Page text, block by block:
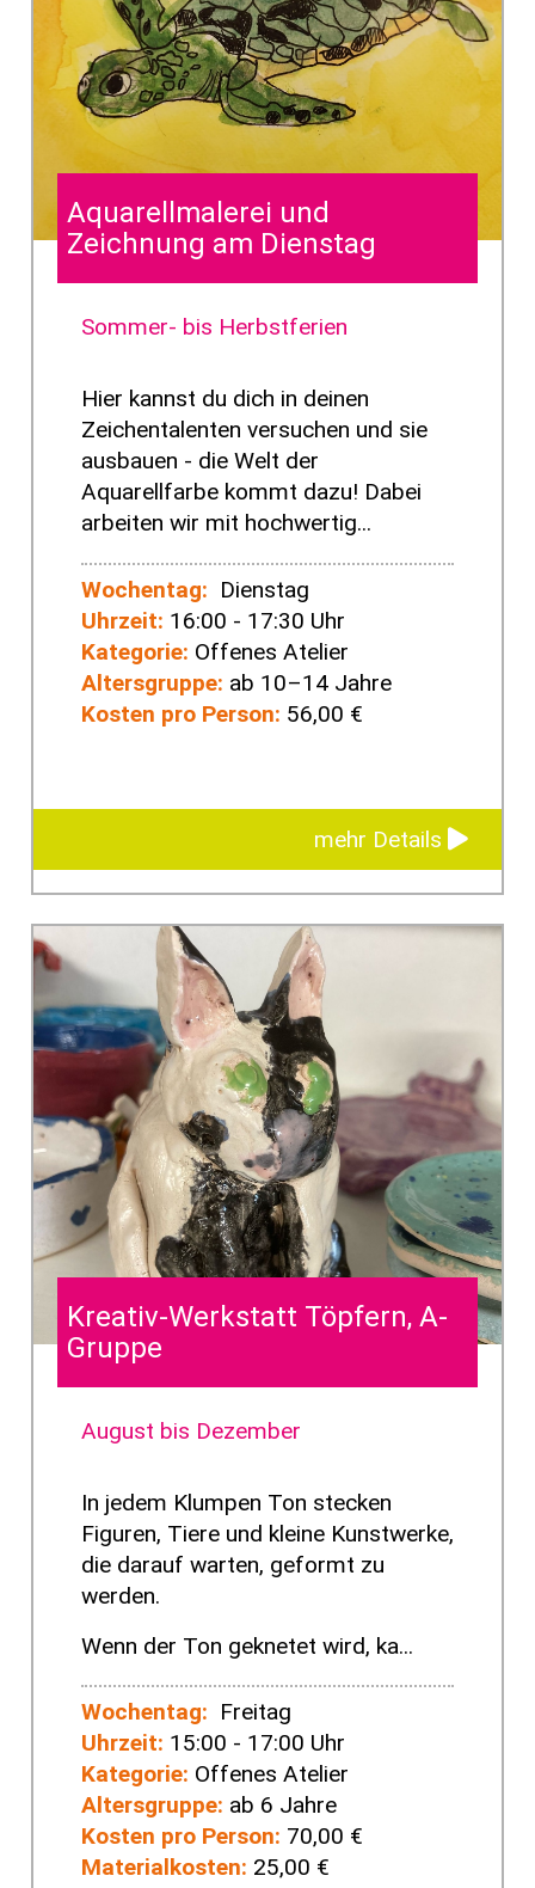
Aquarellmalerei und
Zeichnung am Dienstag
Sommer- bis Herbstferien
Hier kannst du dich in deinen
Zeichentalenten versuchen und sie
ausbauen - die Welt der
Aquarellfarbe kommt dazu! Dabei
arbeiten wir mit hochwertig...
Wochentag: Dienstag
Uhrzeit: 16:00 - 17:30 Uhr
Kategorie: Offenes Atelier
Altersgruppe: ab 10–14 Jahre
Kosten pro Person: 56,00 €
mehr Details
Kreativ-Werkstatt Töpfern, A-
Gruppe
August bis Dezember
In jedem Klumpen Ton stecken
Figuren, Tiere und kleine Kunstwerke,
die darauf warten, geformt zu
werden.
Wenn der Ton geknetet wird, ka...
Wochentag: Freitag
Uhrzeit: 15:00 - 17:00 Uhr
Kategorie: Offenes Atelier
Altersgruppe: ab 6 Jahre
Kosten pro Person: 70,00 €
Materialkosten: 25,00 €